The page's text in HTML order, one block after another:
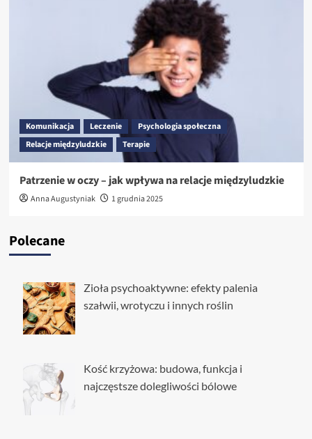
Komunikacja Leczenie
Psychologia społeczna
Relacje międzyludzkie
Terapie
Patrzenie w oczy – jak wpływa na relacje międzyludzkie
Anna Augustyniak 1 grudnia 2025
Polecane
Zioła psychoaktywne: efekty palenia
szałwii, wrotyczu i innych roślin
Kość krzyżowa: budowa, funkcja i
najczęstsze dolegliwości bólowe